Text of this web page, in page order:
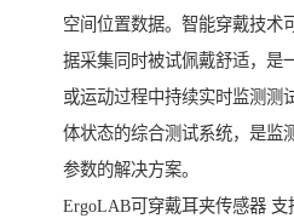
空间位置数据。智能穿戴技术
据采集同时被试佩戴舒适，是
或运动过程中持续实时监测测
体状态的综合测试系统，是监
参数的解决方案。
ErgoLAB可穿戴耳夹传感器 支